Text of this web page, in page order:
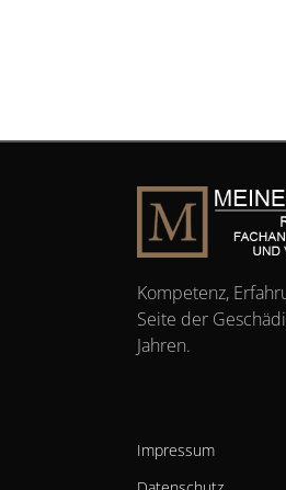
Kompetenz,
Seite der
Jahren.
Impressum